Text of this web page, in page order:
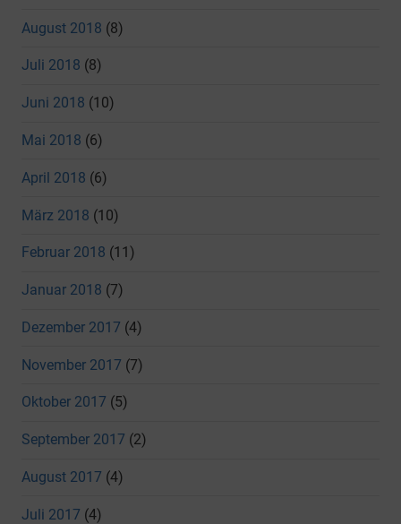
August 2018 (8)
Juli 2018 (8)
Juni 2018 (10)
Mai 2018 (6)
April 2018 (6)
März 2018 (10)
Februar 2018 (11)
Januar 2018 (7)
Dezember 2017 (4)
November 2017 (7)
Oktober 2017 (5)
September 2017 (2)
August 2017 (4)
Juli 2017 (4)